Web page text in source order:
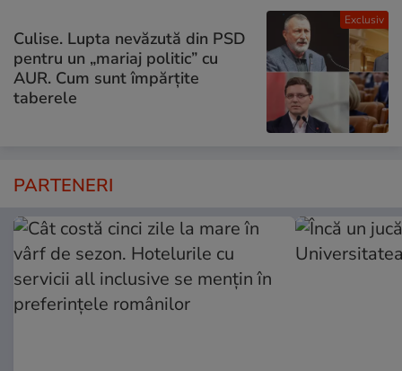
Exclusiv
Culise. Lupta nevăzută din PSD
pentru un „mariaj politic” cu
AUR. Cum sunt împărțite
taberele
PARTENERI